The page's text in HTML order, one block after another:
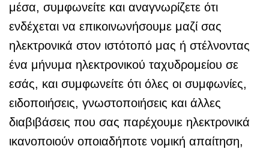
μέσα, συμφωνείτε και αναγνωρίζετε ότι
ενδέχεται να επικοινωνήσουμε μαζί σας
ηλεκτρονικά στον ιστότοπό μας ή στέλνοντας
ένα μήνυμα ηλεκτρονικού ταχυδρομείου σε
εσάς, και συμφωνείτε ότι όλες οι συμφωνίες,
ειδοποιήσεις, γνωστοποιήσεις και άλλες
διαβιβάσεις που σας παρέχουμε ηλεκτρονικά
ικανοποιούν οποιαδήποτε νομική απαίτηση,